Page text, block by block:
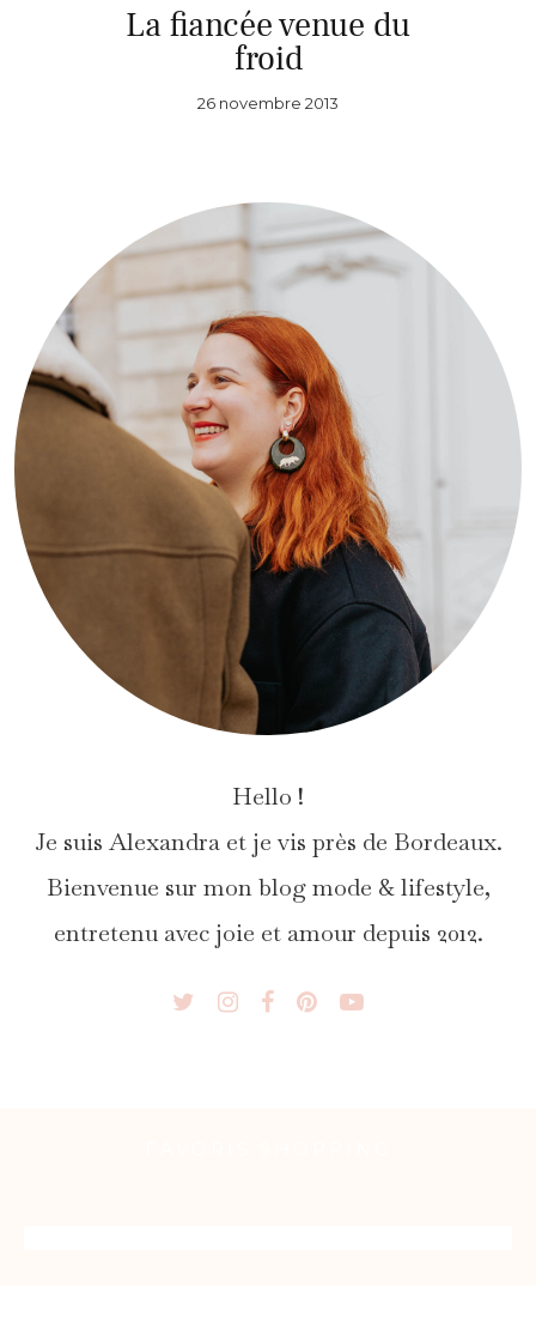
La fiancée venue du
froid
26 novembre 2013
Hello !
Je suis Alexandra et je vis près de Bordeaux.
Bienvenue sur mon blog mode & lifestyle,
entretenu avec joie et amour depuis 2012.